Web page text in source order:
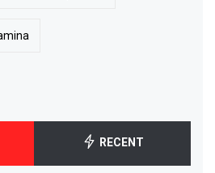
RECENT